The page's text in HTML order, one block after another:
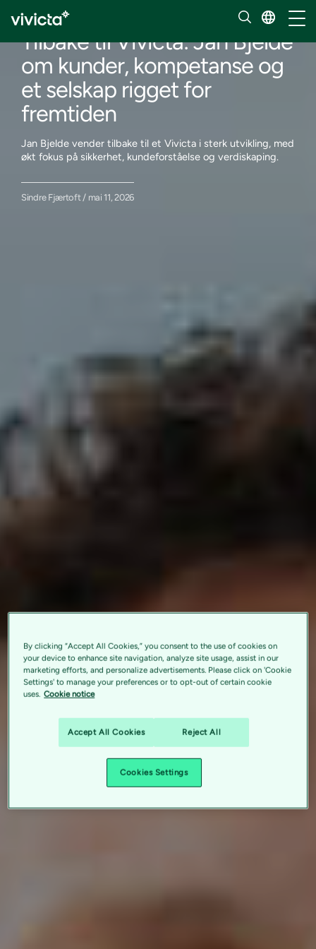
Tilbake til Vivicta: Jan Bjelde
om kunder, kompetanse og
et selskap rigget for
fremtiden
Jan Bjelde vender tilbake til et Vivicta i sterk utvikling, med
økt fokus på sikkerhet, kundeforståelse og verdiskaping.
Sindre Fjærtoft / mai 11, 2026
By clicking “Accept All Cookies,” you consent to the use of cookies on
your device to enhance site navigation, analyze site usage, assist in our
marketing efforts, and personalize advertisements. Please click on 'Cookie
Settings' to manage your preferences or to opt-out of certain cookie
uses. Cookie notice
Accept All Cookies Reject All
Cookies Settings